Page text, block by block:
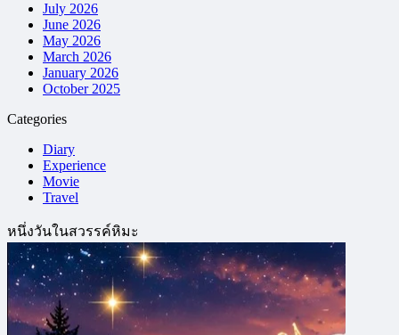
July 2026
June 2026
May 2026
March 2026
January 2026
October 2025
Categories
Diary
Experience
Movie
Travel
หนึ่งวันในสวรรค์หิมะ